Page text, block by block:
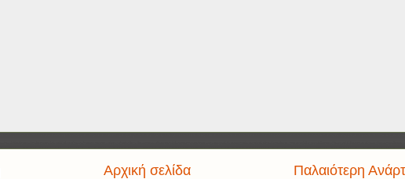
Παλαιότερη
Αρχική σελίδα